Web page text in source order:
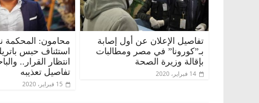
تفاصيل الإعلان عن أول إصابة
بـ”كورونا” في مصر ومطالبات
بإقالة وزيرة الصحة
14 فبراير، 2020
محامون:
استئناف حبس
انتظار القرار..
تفاصيل تعذيبه
15 فبراير، 2020